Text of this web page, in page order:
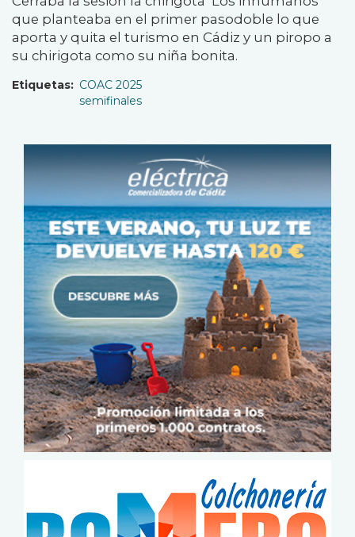
que planteaba en el primer pasodoble lo que
aporta y quita el turismo en Cádiz y un piropo a
su chirigota como su niña bonita.
Etiquetas
COAC 2025
semifinales